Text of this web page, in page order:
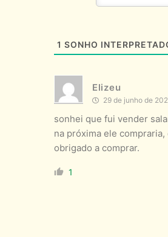
1 SONHO
Elizeu
29 de junho de
sonhei que fui vender
na próxima ele
obrigado a comprar.
1